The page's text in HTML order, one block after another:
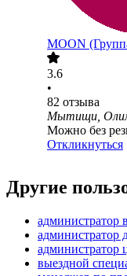
MOON
3.6
•
82 отзыва
Мытищи,
Можно без
Откликнуться
Другие
администратор
администратор
администратор
выездной